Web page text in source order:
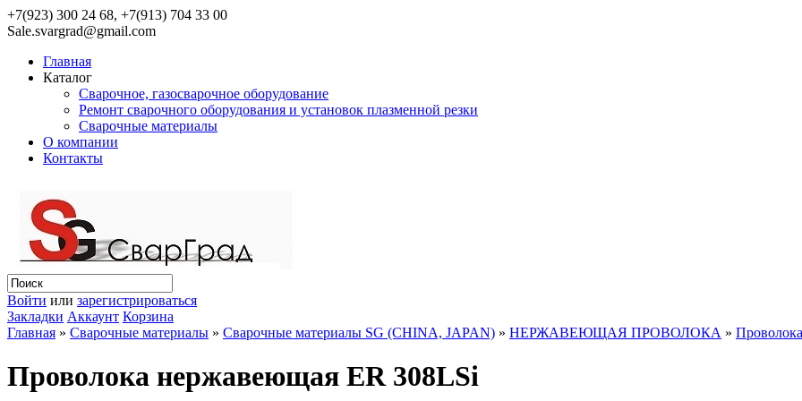
+7(923) 300 24 68, +7(913) 704 33 00
Sale.svargrad@gmail.com
Главная
Каталог
Сварочное, газосварочное оборудование
Ремонт сварочного оборудования и установок плазменной резки
Сварочные материалы
О компании
Контакты
Войти или зарегистрироваться
Закладки Аккаунт Корзина
Главная » Сварочные материалы » Сварочные материалы SG (CHINA, JAPAN) » НЕРЖАВЕЮЩАЯ ПРОВОЛОКА »
Проволока нержавеющая ER 308LSi